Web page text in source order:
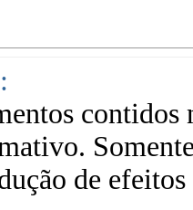
contidos
de